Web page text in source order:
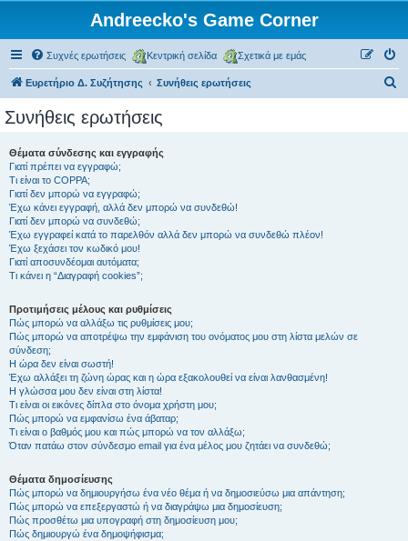
Andreecko's Game Corner
Συχνές ερωτήσεις Κεντρική σελίδα Σχετικά με εμάς
Ευρετήριο Δ. Συζήτησης Συνήθεις ερωτήσεις
Συνήθεις ερωτήσεις
Θέματα σύνδεσης και εγγραφής
Γιατί πρέπει να εγγραφώ;
Τι είναι το COPPA;
Γιατί δεν μπορώ να εγγραφώ;
Έχω κάνει εγγραφή, αλλά δεν μπορώ να συνδεθώ!
Γιατί δεν μπορώ να συνδεθώ;
Έχω εγγραφεί κατά το παρελθόν αλλά δεν μπορώ να συνδεθώ πλέον!
Έχω ξεχάσει τον κωδικό μου!
Γιατί αποσυνδέομαι αυτόματα;
Τι κάνει η “Διαγραφή cookies”;
Προτιμήσεις μέλους και ρυθμίσεις
Πώς μπορώ να αλλάξω τις ρυθμίσεις μου;
Πώς μπορώ να αποτρέψω την εμφάνιση του ονόματος μου στη λίστα μελών σε
σύνδεση;
Η ώρα δεν είναι σωστή!
Έχω αλλάξει τη ζώνη ώρας και η ώρα εξακολουθεί να είναι λανθασμένη!
Η γλώσσα μου δεν είναι στη λίστα!
Τι είναι οι εικόνες δίπλα στο όνομα χρήστη μου;
Πώς μπορώ να εμφανίσω ένα άβαταρ;
Τι είναι ο βαθμός μου και πώς μπορώ να τον αλλάξω;
Όταν πατάω στον σύνδεσμο email για ένα μέλος μου ζητάει να συνδεθώ;
Θέματα δημοσίευσης
Πώς μπορώ να δημιουργήσω ένα νέο θέμα ή να δημοσιεύσω μια απάντηση;
Πώς μπορώ να επεξεργαστώ ή να διαγράψω μια δημοσίευση;
Πώς προσθέτω μια υπογραφή στη δημοσίευση μου;
Πώς δημιουργώ ένα δημοψήφισμα;